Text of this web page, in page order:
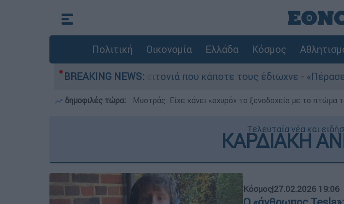
Πολιτική Οικονομία Ελλάδα Κόσμος
BREAKING NEWS:
φωτιά τη γειτονιά που κάποτε τους έδιωχνε - «Πέρασε όλη η ζωή
δημοφιλές τώρα: Μυστράς: Είχε κάνει «οχυρό» το ξενοδοχείο με το πτώμα
Τελευταία νέα και
ΚΑΡΔΙΑΚΗ
Κόσμος|27.02.2026 19:06